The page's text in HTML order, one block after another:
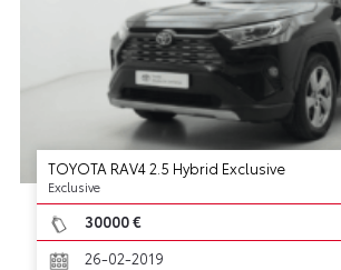
TOYOTA RAV4 2.5 Hybrid Exclusive
Exclusive
30000 €
26-02-2019